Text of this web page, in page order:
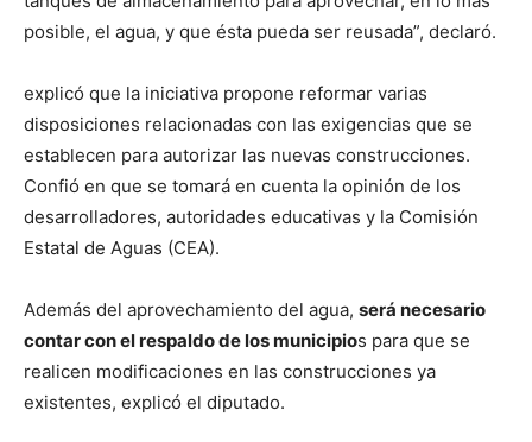
posible, el agua, y que ésta pueda ser reusada”, declaró.
explicó que la iniciativa propone reformar varias
disposiciones relacionadas con las exigencias que se
establecen para autorizar las nuevas construcciones.
Confió en que se tomará en cuenta la opinión de los
desarrolladores, autoridades educativas y la Comisión
Estatal de Aguas (CEA).
Además del aprovechamiento del agua, será necesario
contar con el respaldo de los municipios para que se
realicen modificaciones en las construcciones ya
existentes, explicó el diputado.